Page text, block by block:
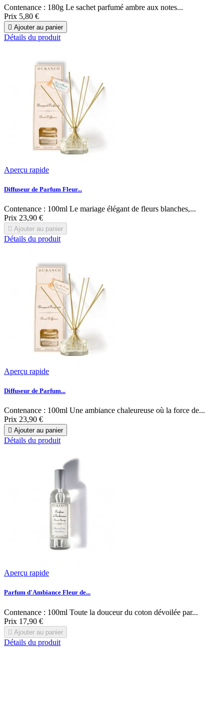
Contenance : 180g Le sachet parfumé ambre aux notes...
Prix 5,80 €
 Ajouter au panier
Détails du produit
Aperçu rapide
Diffuseur de Parfum Fleur...
Contenance : 100ml Le mariage élégant de fleurs blanches,...
Prix 23,90 €
 Ajouter au panier
Détails du produit
Aperçu rapide
Diffuseur de Parfum...
Contenance : 100ml Une ambiance chaleureuse où la force de...
Prix 23,90 €
 Ajouter au panier
Détails du produit
Aperçu rapide
Parfum d'Ambiance Fleur de...
Contenance : 100ml Toute la douceur du coton dévoilée par...
Prix 17,90 €
 Ajouter au panier
Détails du produit